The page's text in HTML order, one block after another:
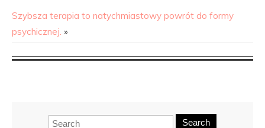
Szybsza terapia to natychmiastowy powrót do formy
psychicznej. »
Search